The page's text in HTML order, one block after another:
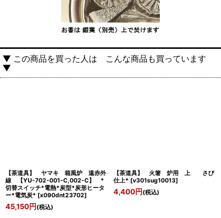
▼ この商品を買った人は こんな商品も買っています
▼
【茶道具】 ヤマキ 箱風炉 遠赤外
線 【YU-702-001-C,002-C】 *
切替スイッチ*電熱*炭型*炭形ヒータ
ー*電気炭* [x090dnt23702]
45,150円 (税込)
【茶道具】 火箸 炉用 上 さび
仕上* [v301sug10013]
4,400円 (税込)